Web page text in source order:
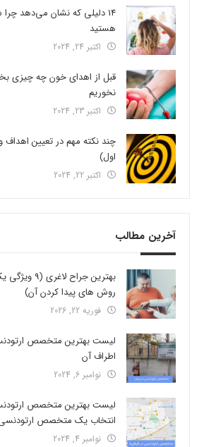
14 دلیلی که نشان می‌دهد
هستید
اکتبر 24, 2024
قبل از اهدای خون چه چیزی
نخوریم
اکتبر 23, 2024
چند نکته مهم در تعیین
اول)
اکتبر 22, 2024
آخرین مطالب
بهترین جراح
روش های پیدا کردن آن)
فوریه 22, 2026
لیست بهترین متخصص
اطراف آن
نوامبر 6, 2024
لیست بهترین متخصص
انتخاب یک متخصص
نوامبر 4, 2024